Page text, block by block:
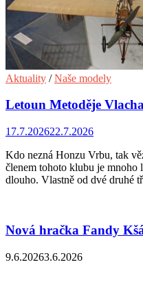
Aktuality /Naše modely
Letoun Metoděje
17.7.202622.7.2026
Kdo nezná Honzu Vrbu, tak
členem tohoto klubu je mnoho
dlouho. Vlastně od dvé druhé
Nová hračka Fandy
9.6.20263.6.2026